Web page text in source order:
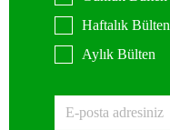
Haftalık Bülten
Aylık Bülten